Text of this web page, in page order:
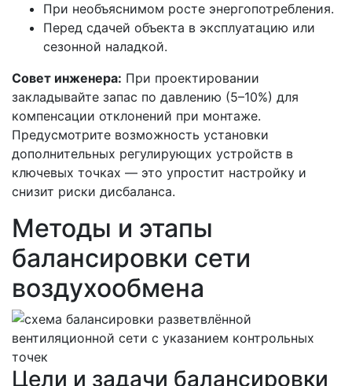
При необъяснимом росте энергопотребления.
Перед сдачей объекта в эксплуатацию или
сезонной наладкой.
Совет инженера: При проектировании
закладывайте запас по давлению (5–10%) для
компенсации отклонений при монтаже.
Предусмотрите возможность установки
дополнительных регулирующих устройств в
ключевых точках — это упростит настройку и
снизит риски дисбаланса.
Методы и этапы
балансировки сети
воздухообмена
Цели и задачи балансировки